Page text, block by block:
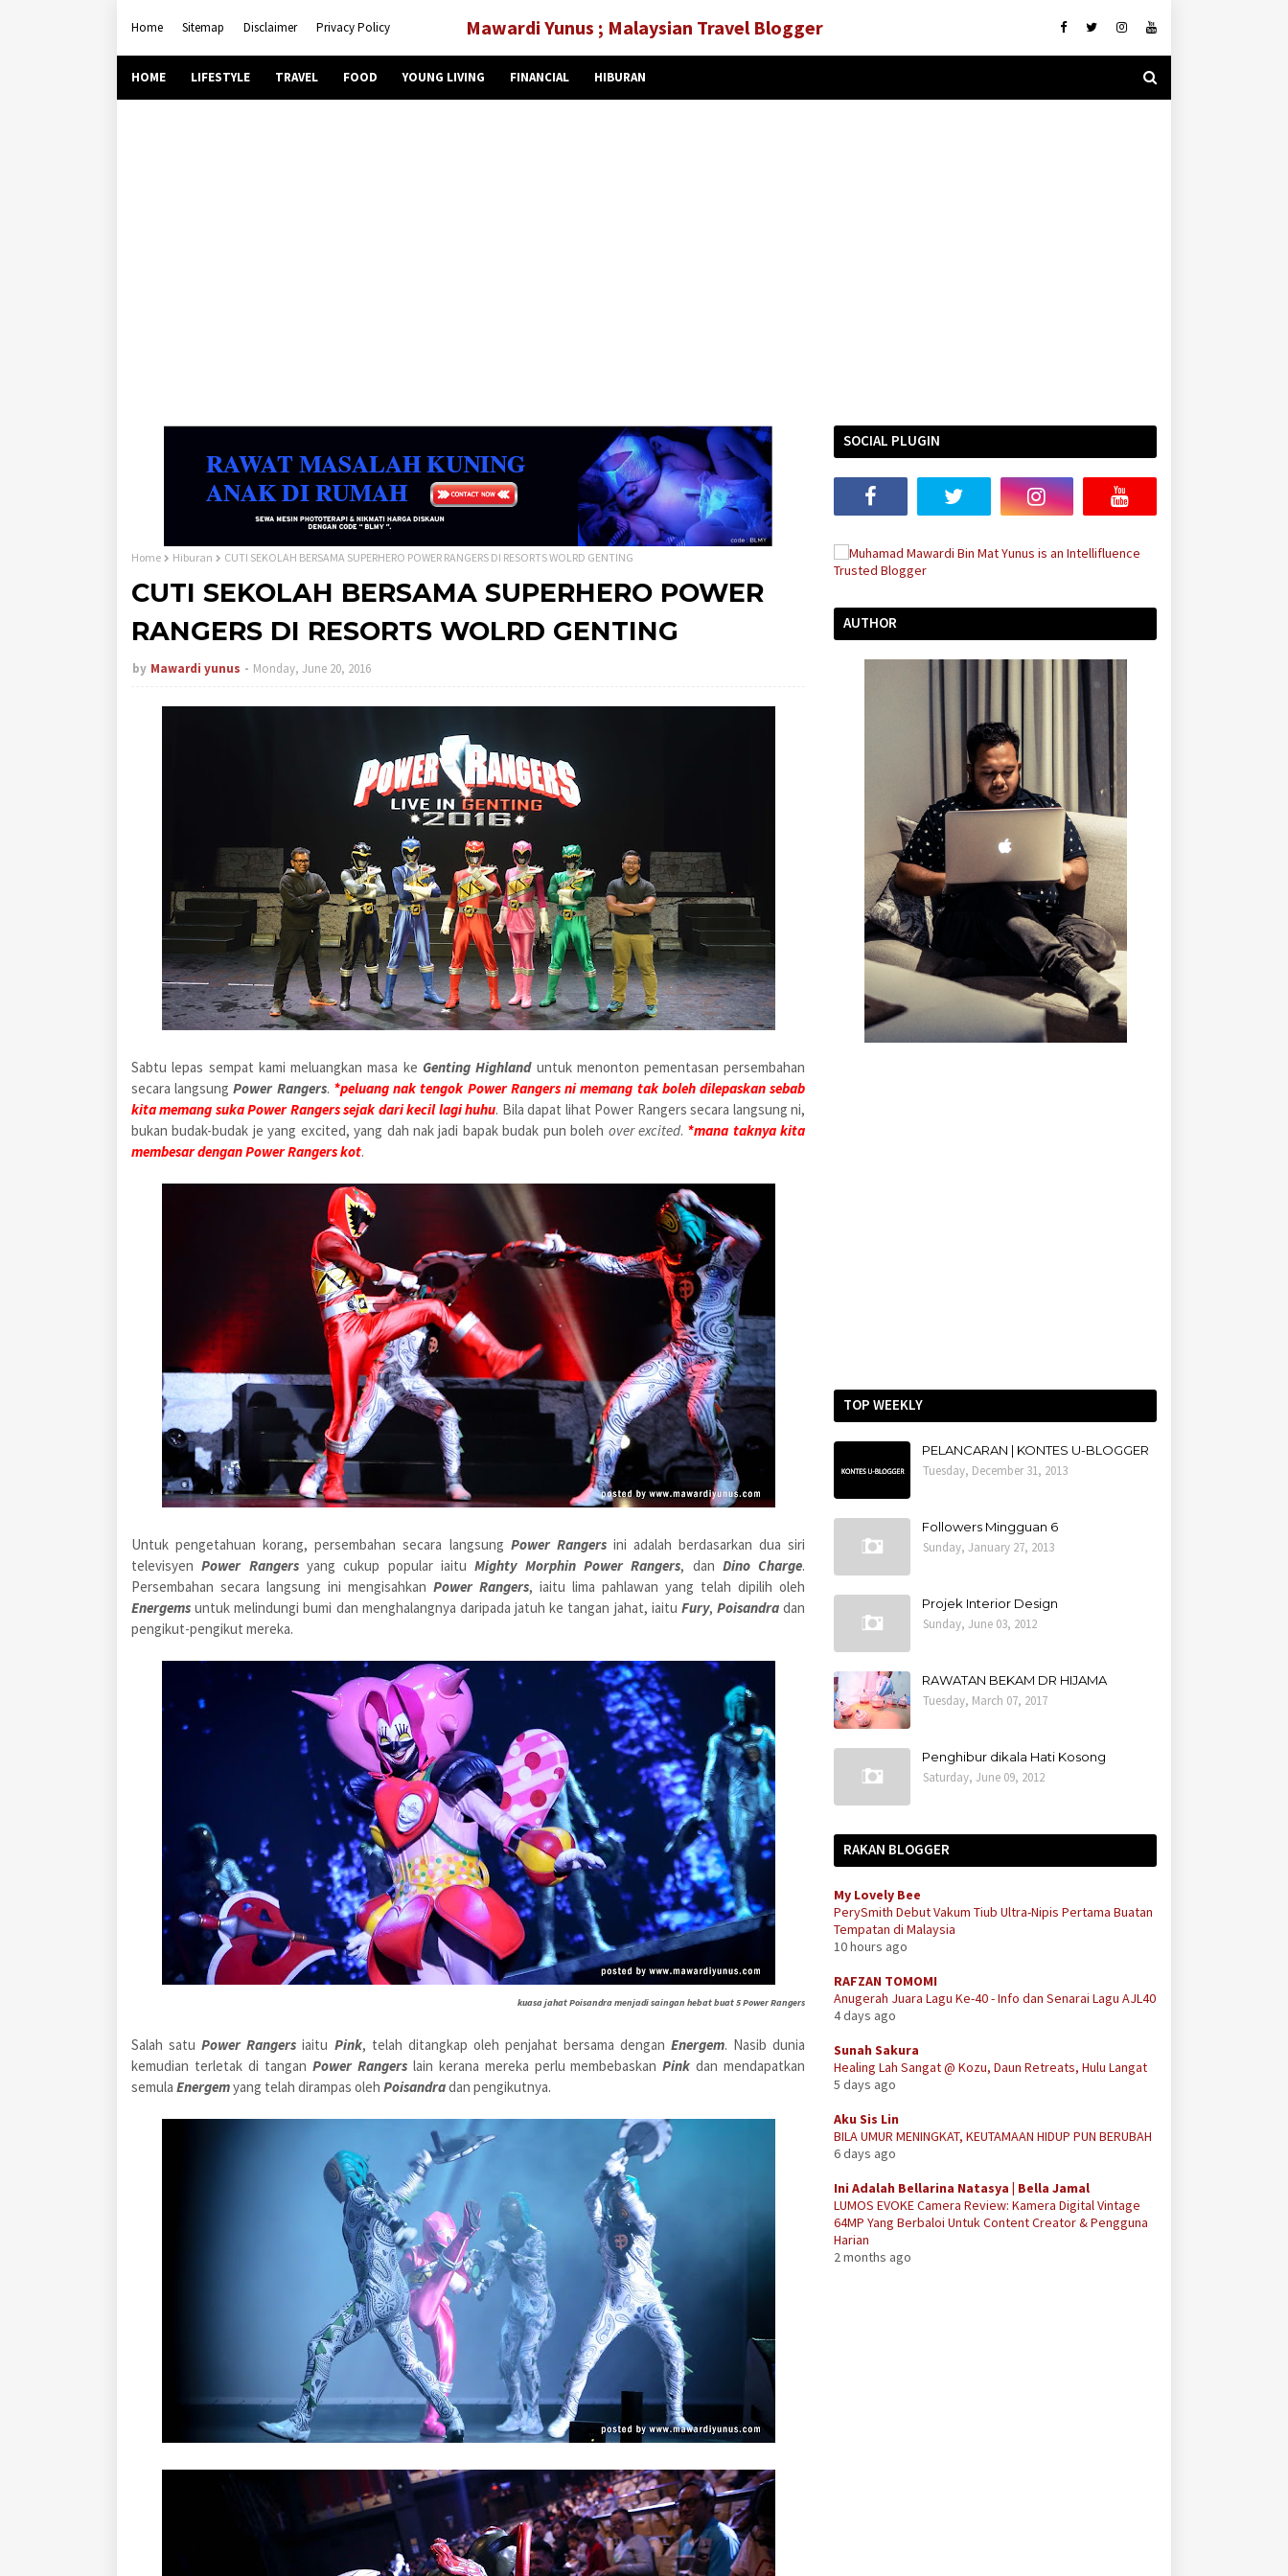
Home Sitemap Disclaimer Privacy Policy Mawardi Yunus ; Malaysian Travel Blogger
HOME LIFESTYLE TRAVEL FOOD YOUNG LIVING FINANCIAL HIBURAN
Home Hiburan CUTI SEKOLAH BERSAMA SUPERHERO POWER RANGERS DI RESORTS WOLRD GENTING
CUTI SEKOLAH BERSAMA SUPERHERO POWER
RANGERS DI RESORTS WOLRD GENTING
by Mawardi yunus Monday, June 20, 2016
Sabtu lepas sempat kami meluangkan masa ke Genting Highland untuk menonton pementasan persembahan
secara langsungPower Rangers. *peluang nak tengok Power Rangers ni memang tak boleh dilepaskan sebab
kita memang suka Power Rangers sejak dari kecil lagi huhu. Bila dapat lihat Power Rangers secara langsung ni,
bukan budak-budak je yang excited, yang dah nak jadi bapak budak pun boleh over excited. *mana taknya kita
membesar dengan Power Rangers kot.
Untuk pengetahuan korang, persembahan secara langsung Power Rangersini adalah berdasarkan dua siri
televisyenPower Rangersyang cukup popular iaituMighty Morphin Power Rangers, danDino Charge.
Persembahan secara langsung ini mengisahkanPower Rangers, iaitu lima pahlawan yang telah dipilih oleh
Energems untuk melindungi bumi dan menghalangnya daripada jatuh ke tangan jahat, iaitu Fury,Poisandra dan
pengikut-pengikut mereka.
kuasa jahatPoisandra menjadi saingan hebat buat 5 Power Rangers
Salah satuPower Rangers iaitu Pink, telah ditangkap oleh penjahat bersama denganEnergem. Nasib dunia
kemudian terletak di tangan Power Rangers lain kerana mereka perlu membebaskan Pink dan mendapatkan
semula Energemyang telah dirampas oleh Poisandradan pengikutnya.
SOCIAL PLUGIN
AUTHOR
TOP WEEKLY
PELANCARAN | KONTES U-BLOGGER
Tuesday, December 31, 2013
Followers Mingguan 6
Sunday, January 27, 2013
Projek Interior Design
Sunday, June 03, 2012
RAWATAN BEKAM DR HIJAMA
Tuesday, March 07, 2017
Penghibur dikala Hati Kosong
Saturday, June 09, 2012
RAKAN BLOGGER
My Lovely Bee
PerySmith Debut Vakum Tiub Ultra-Nipis Pertama Buatan
Tempatan di Malaysia
10 hours ago
RAFZAN TOMOMI
Anugerah Juara Lagu Ke-40 - Info dan Senarai Lagu AJL40
4 days ago
Sunah Sakura
Healing Lah Sangat @ Kozu, Daun Retreats, Hulu Langat
5 days ago
Aku Sis Lin
BILA UMUR MENINGKAT, KEUTAMAAN HIDUP PUN BERUBAH
6 days ago
Ini Adalah Bellarina Natasya | Bella Jamal
LUMOS EVOKE Camera Review: Kamera Digital Vintage
64MP Yang Berbaloi Untuk Content Creator & Pengguna
Harian
2 months ago